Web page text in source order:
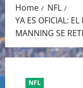
Home
NFL
YA ES OFICIAL:
MANNING SE
NFL